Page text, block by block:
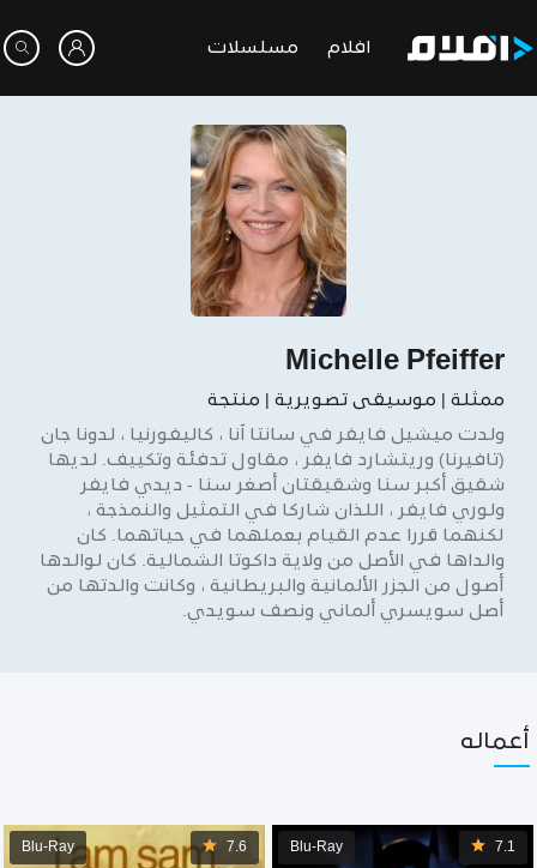
افلام مسلسلات
Michelle Pfeiffer
ممثلة | موسيقى تصويرية | منتجة
ولدت ميشيل فايفر في سانتا آنا ، كاليفورنيا ، لدونا جان
(تافيرنا) وريتشارد فايفر ، مقاول تدفئة وتكييف. لديها
شقيق أكبر سنا وشقيقتان أصغر سنا - ديدي فايفر
ولوري فايفر ، اللذان شاركا في التمثيل والنمذجة ،
لكنهما قررا عدم القيام بعملهما في حياتهما. كان
والداها في الأصل من ولاية داكوتا الشمالية. كان لوالدها
أصول من الجزر الألمانية والبريطانية ، وكانت والدتها من
أصل سويسري ألماني ونصف سويدي.
أعماله
7.1
Blu-Ray
7.6
Blu-Ray